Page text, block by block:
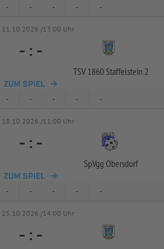
- - - - -
11.10.2026 /13:00 Uhr
- : -
TSV 1860 Staffelstein 2
ZUM SPIEL
- - - - -
18.10.2026 /11:00 Uhr
- : -
SpVgg Obersdorf
ZUM SPIEL
- - - - -
25.10.2026 /14:00 Uhr
- : -